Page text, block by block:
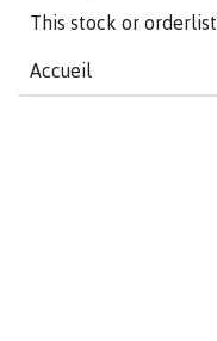
This stock or
Accueil